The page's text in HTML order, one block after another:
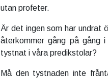
utan profeter.
Är det ingen som har undrat
återkommer gång på gång i
tystnat i våra predikstolar?
Må den tystnaden inte